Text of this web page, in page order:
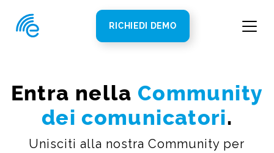
RICHIEDI DEMO
Entra nella Community
dei comunicatori.
Unisciti alla nostra Community per